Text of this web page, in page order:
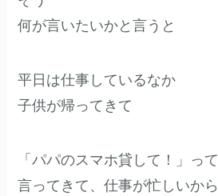
何が言いたいかと言うと
平日は仕事しているなか
子供が帰ってきて
「パパのスマホ貸して！」って
言ってきて、仕事が忙しいから